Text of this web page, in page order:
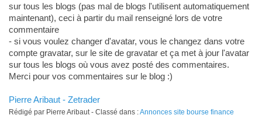
sur tous les blogs (pas mal de blogs l'utilisent automatiquement
maintenant), ceci à partir du mail renseigné lors de votre
commentaire
- si vous voulez changer d'avatar, vous le changez dans votre
compte gravatar, sur le site de gravatar et ça met à jour l'avatar
sur tous les blogs où vous avez posté des commentaires.
Merci pour vos commentaires sur le blog :)
Pierre Aribaut - Zetrader
Rédigé par Pierre Aribaut - Classé dans :Annonces site bourse finance